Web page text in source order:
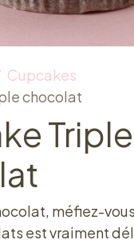
Cupcakes
chocolat
Triple
méfiez-
est vraiment